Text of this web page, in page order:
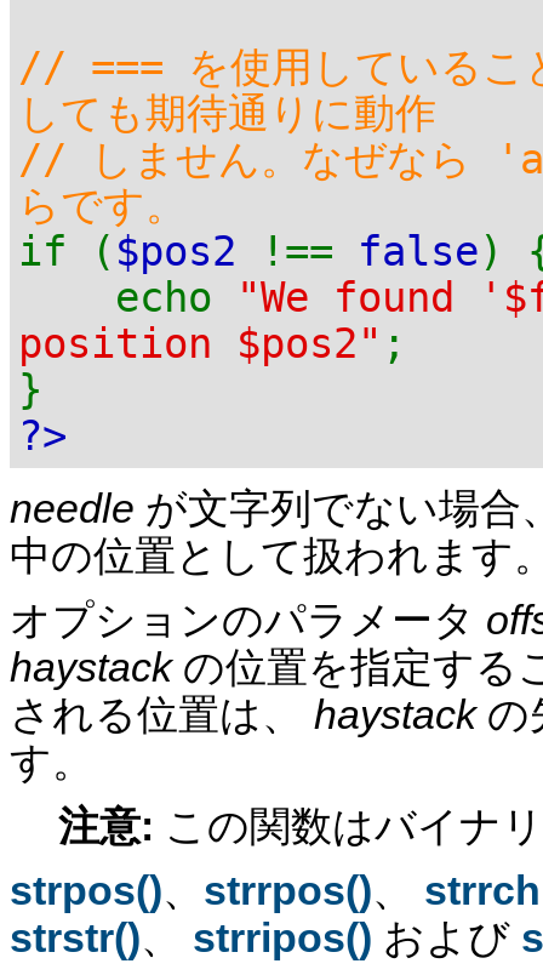
// === を使用しているこ
しても期待通りに動作
// しません。なぜなら
らです。
if ( $pos2 !== false)
echo
"We found
position $pos2" ;
}
?>
needle が文字列でない場合
中の位置として扱われます
オプションのパラメータ
haystackの位置を指定する
される位置は、 haystackの
す。
注意: この関数はバイナ
strpos()、 strrpos()、
strstr()、 strripos() および